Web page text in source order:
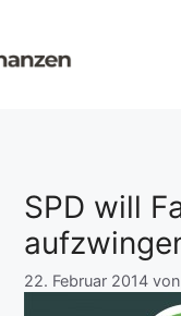
SPD will
22. Februar 2014 von